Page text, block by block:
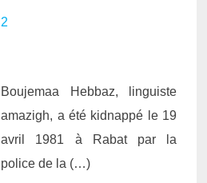
2
Boujemaa Hebbaz, linguiste
amazigh, a été kidnappé le 19
avril 1981 à Rabat par la
police de la (…)